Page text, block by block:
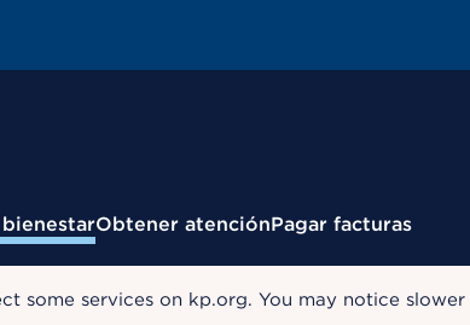
Obtener atenciónPagar facturas
some services on kp.org. You may notice